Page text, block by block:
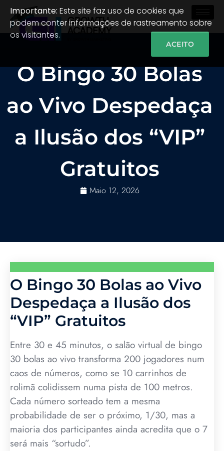
O Bingo 30 Bolas
ao Vivo Despedaça
a Ilusão dos “VIP”
Gratuitos
Maio 12, 2026
O Bingo 30 Bolas ao Vivo
Despedaça a Ilusão dos
“VIP” Gratuitos
Entre 30 e 45 minutos, o salão virtual de bingo
30 bolas ao vivo transforma 200 jogadores num
caos de números, como se 10 carrinhos de
rolimã colidissem numa pista de 100 metros.
Cada número sorteado tem a mesma
probabilidade de ser o próximo, 1/30, mas a
maioria dos participantes ainda acredita que o 7
será mais “sortudo”.
Importante: Este site faz uso de cookies que
podem conter informações de rastreamento sobre
os visitantes.
ACEITO